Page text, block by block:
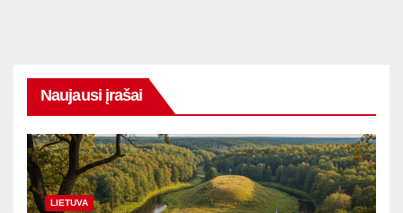
Naujausi įrašai
LIETUVA